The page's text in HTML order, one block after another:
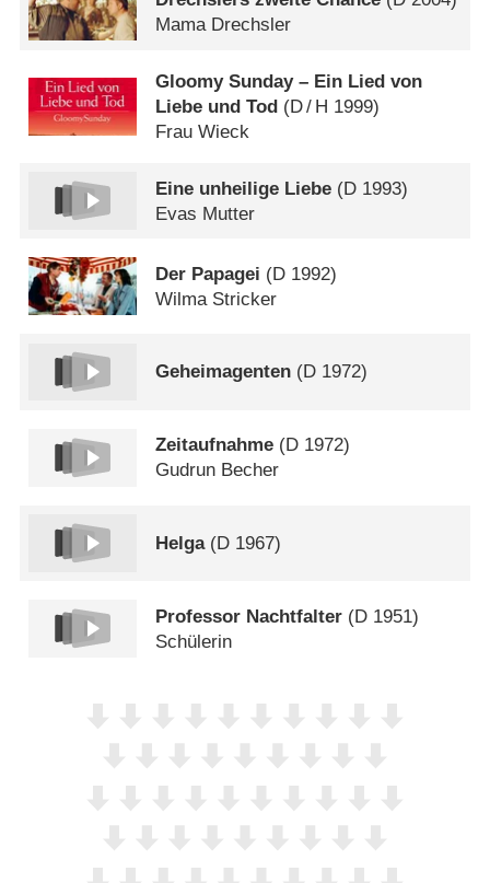
Mama Drechsler
Gloomy Sunday – Ein Lied von
Liebe und Tod (D/ H 1999)
Frau Wieck
Eine unheilige Liebe (D 1993)
Evas Mutter
Der Papagei (D 1992)
Wilma Stricker
Geheimagenten (D 1972)
Zeitaufnahme (D 1972)
Gudrun Becher
Helga(D 1967)
Professor Nachtfalter (D 1951)
Schülerin